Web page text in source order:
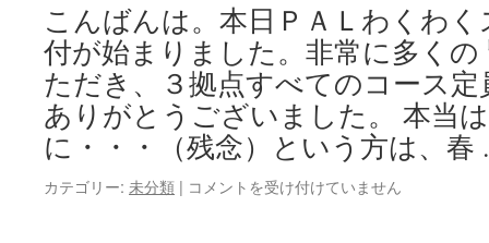
水
泳
記
録
会
開
中！
こんばんは。本日ＰＡＬわくわ
付が始まりました。非常に多く
ただき、３拠点すべてのコース
ありがとうございました。 本当
に・・・（残念）という方は、
カテゴリー: 未分類 | Ｐ
コメントを受け付けていません